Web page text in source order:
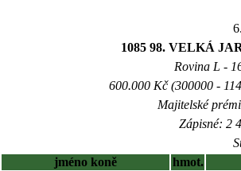
1085 98. VELKÁ
Rovina L -
600.000 Kč (300000 -
Majitelské
Zápisné: 2
jméno koně
hmot.